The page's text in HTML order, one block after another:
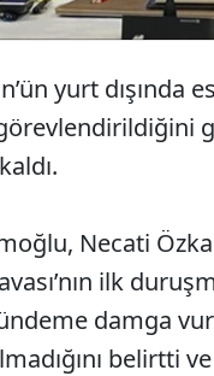
yurt dışında
Necati
ilk
damga
belirtti